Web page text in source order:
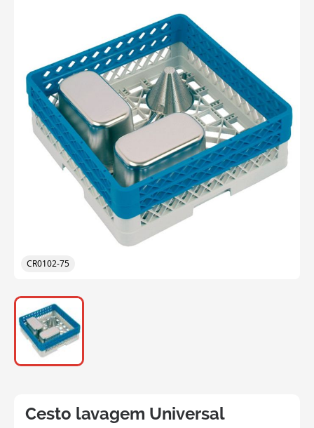
CR0102-75
Cesto lavagem Universal